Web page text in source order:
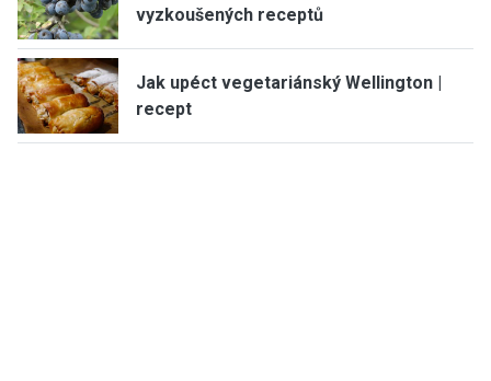
vyzkoušených receptů
Jak upéct vegetariánský Wellington |
recept